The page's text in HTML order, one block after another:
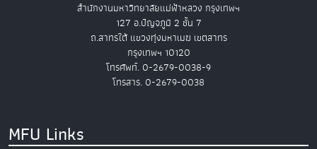
สำนักงานมหาวิทยาลัยแม่ฟ้าหลวง กรุงเทพฯ
127 อ.ปัญจภูมิ 2 ชั้น 7
ถ.สาทรใต้ แขวงทุ่งมหาเมฆ เขตสาทร
กรุงเทพฯ 10120
โทรศัพท์. 0-2679-0038-9
โทรสาร. 0-2679-0038
MFU Links